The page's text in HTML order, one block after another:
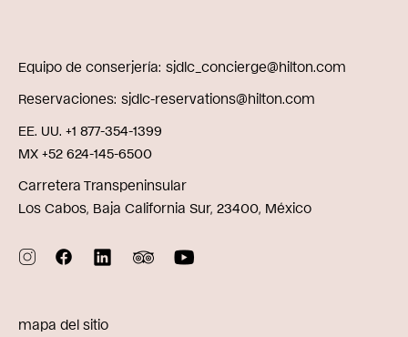
Equipo de conserjería sjdlc_concierge@hilton.com
Reservaciones sjdlc-reservations@hilton.com
EE. UU. +1 877-354-1399
MX +52 624-145-6500
Carretera Transpeninsular
Los Cabos, Baja California Sur, 23400, México
mapa del sitio